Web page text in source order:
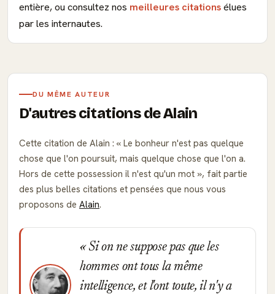
entière, ou consultez nos meilleures citationsélues
par les internautes.
DU MÊME AUTEUR
D'autres citations de Alain
Cette citation de Alain :
Le bonheur n'est pas quelque
chose que l'on poursuit, mais quelque chose que l'on a.
Hors de cette possession il n'est qu'un mot , fait partie
des plus belles citations et pensées que nous vous
proposons de Alain.
Si on ne suppose pas que les
hommes ont tous la même
intelligence, et l'ont toute, il n'y a